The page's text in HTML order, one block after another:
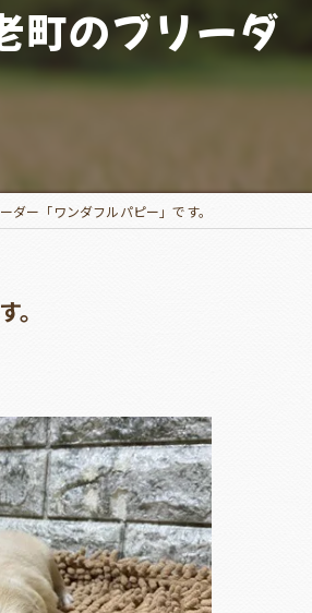
町のブリーダ
ー「ワンダフルパピー」です。